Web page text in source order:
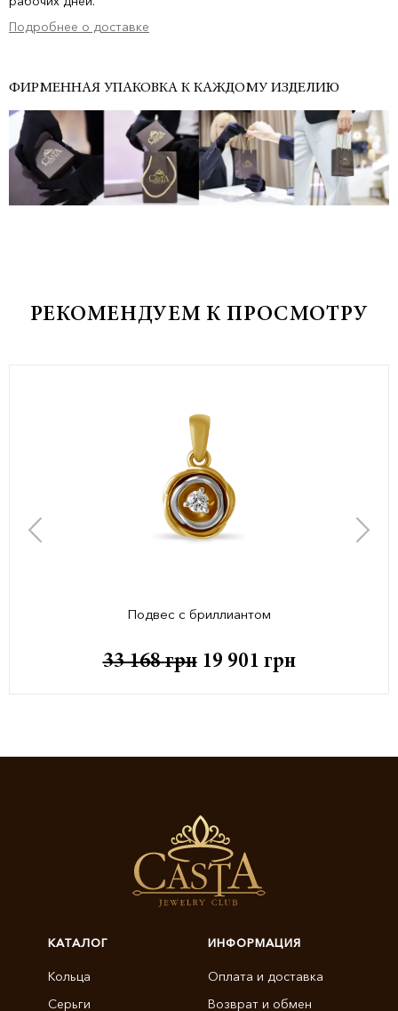
Подробнее о доставке
ФИРМЕННАЯ УПАКОВКА К КАЖДОМУ ИЗДЕЛИЮ
РЕКОМЕНДУЕМ К ПРОСМОТРУ
Подвес с бриллиантом
33 168грн 19 901 грн
КАТАЛОГ
Кольца
Серьги
ИНФОРМАЦИЯ
Оплата и доставка
Возврат и обмен